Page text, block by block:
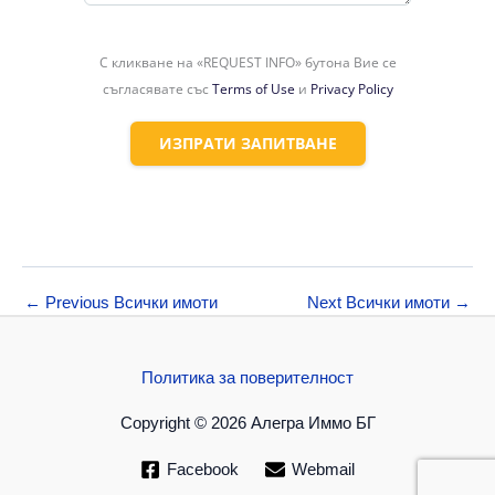
С кликване на «REQUEST INFO» бутона Вие се
съгласявате със Terms of Use и Privacy Policy
ИЗПРАТИ ЗАПИТВАНЕ
← Previous Всички имоти Next Всички имоти →
Политика за поверителност
Copyright © 2026 Алегра Иммо БГ
Facebook Webmail